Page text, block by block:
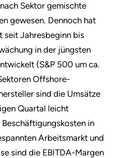
Sektor gemischte
gewesen. Dennoch hat
seit Jahresbeginn bis
in der jüngsten
(S&P 500 um ca.
Offshore-
sind die Umsätze
Quartal leicht
in
Arbeitsmarkt und
sind die EBITDA-Margen